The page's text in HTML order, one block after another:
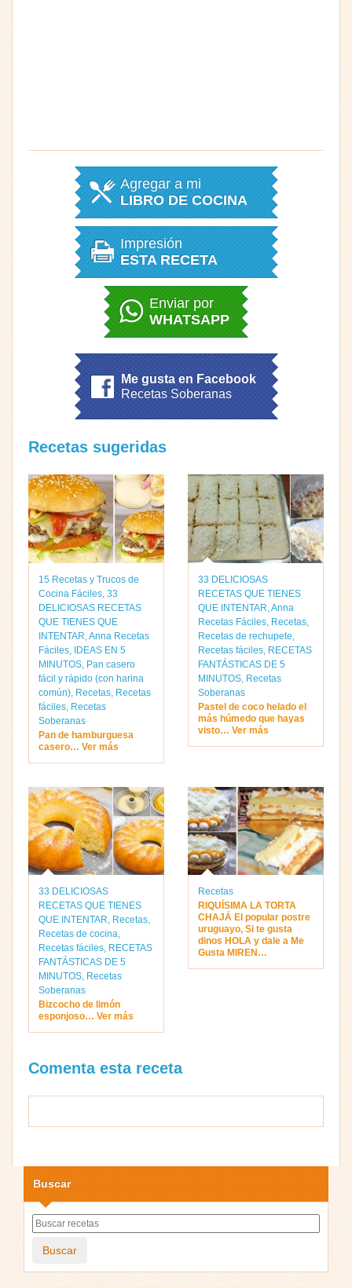
Agregar a mi
LIBRO DE COCINA
Impresión
ESTA RECETA
Enviar por
WHATSAPP
Me gusta en Facebook
Recetas Soberanas
Recetas sugeridas
15 Recetas y Trucos de
Cocina Fáciles 33
DELICIOSAS RECETAS
QUE TIENES QUE
INTENTAR Anna Recetas
Fáciles IDEAS EN 5
MINUTOS Pan casero
fácil y rápido (con harina
común) Recetas Recetas
fáciles Recetas
Soberanas
Pan de hamburguesa
casero… Ver más
33 DELICIOSAS
RECETAS QUE TIENES
QUE INTENTAR Anna
Recetas Fáciles Recetas
Recetas de rechupete
Recetas fáciles RECETAS
FANTÁSTICAS DE 5
MINUTOS Recetas
Soberanas
Pastel de coco helado el
más húmedo que hayas
visto… Ver más
33 DELICIOSAS
RECETAS QUE TIENES
QUE INTENTAR, Recetas,
Recetas de cocina,
Recetas fáciles, RECETAS
FANTÁSTICAS DE 5
MINUTOS, Recetas
Soberanas
Bizcocho de limón
esponjoso… Ver más
Recetas
RIQUÍSIMA LA TORTA
CHAJÁ El popular postre
uruguayo, Si te gusta
dinos HOLA y dale a Me
Gusta MIREN…
Comenta esta receta
Buscar
Buscar